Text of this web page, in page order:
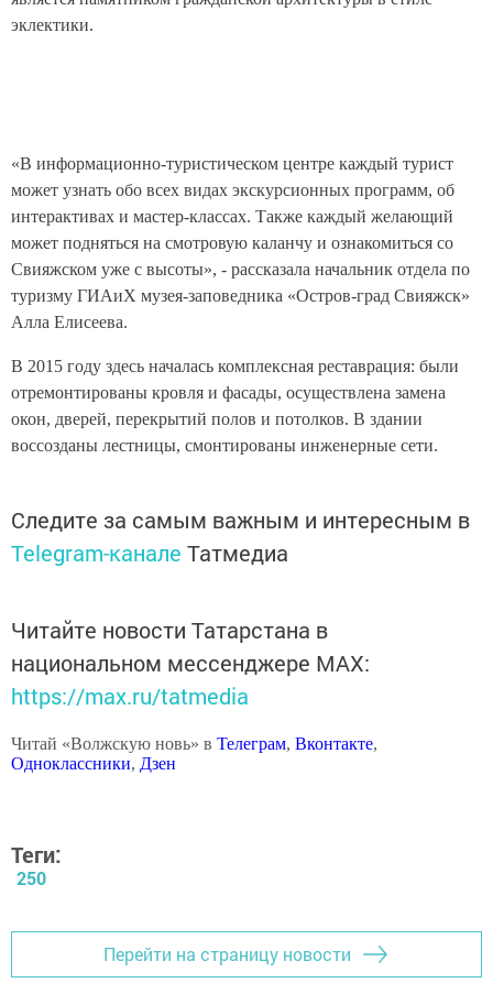
эклектики.
«В информационно-туристическом центре каждый турист
может узнать обо всех видах экскурсионных программ, об
интерактивах и мастер-классах. Также каждый желающий
может подняться на смотровую каланчу и ознакомиться со
Свияжском уже с высоты», - рассказала начальник отдела по
туризму ГИАиХ музея-заповедника «Остров-град Свияжск»
Алла Елисеева.
В 2015 году здесь началась комплексная реставрация: были
отремонтированы кровля и фасады, осуществлена замена
окон, дверей, перекрытий полов и потолков. В здании
воссозданы лестницы, смонтированы инженерные сети.
Следите за самым важным и интересным в
Telegram-канале Татмедиа
Читайте новости Татарстана в
национальном мессенджере MАХ:
https://max.ru/tatmedia
Читай «Волжскую новь» в Телеграм, Вконтакте,
Одноклассники, Дзен
Теги:
250
Перейти на страницу новости